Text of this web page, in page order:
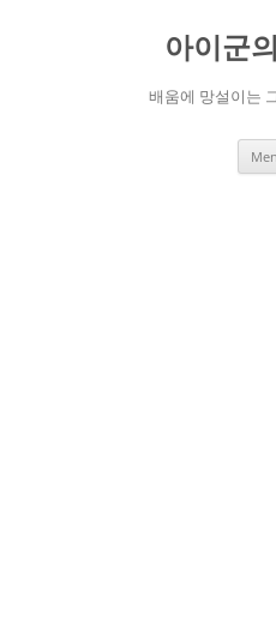
아이군
배움에 망설이는